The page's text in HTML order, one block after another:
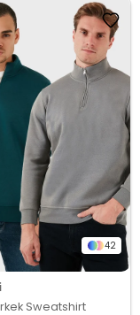
42
Sweatshirt